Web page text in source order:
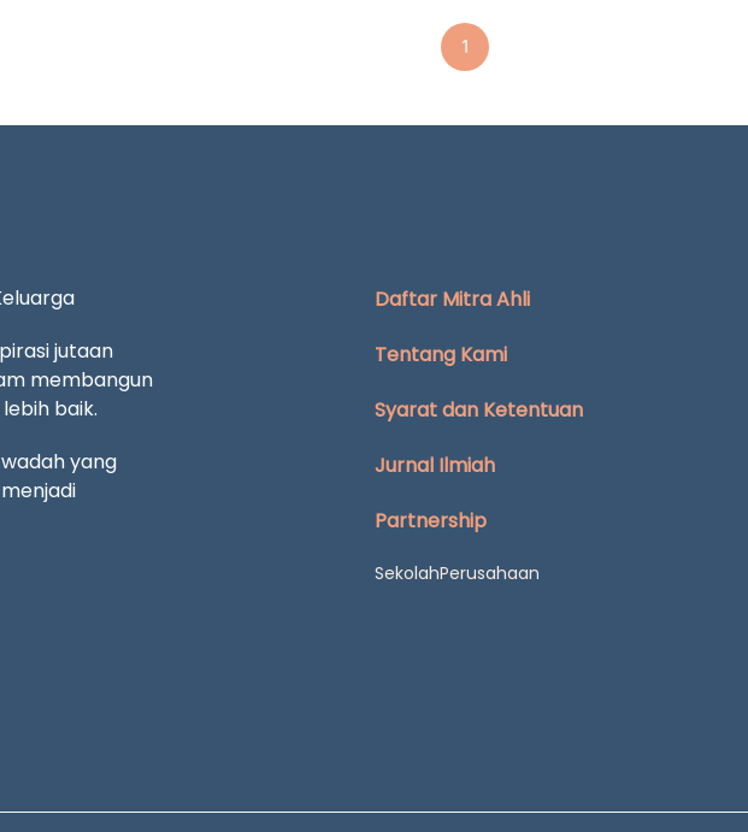
1
jutaan
membangun
baik.
yang
Daftar Mitra Ahli
Tentang Kami
Syarat dan Ketentuan
Jurnal Ilmiah
Partnership
SekolahPerusahaan